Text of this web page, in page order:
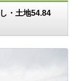
・土地54.84